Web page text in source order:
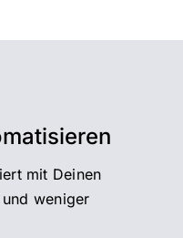
mit Deinen
weniger